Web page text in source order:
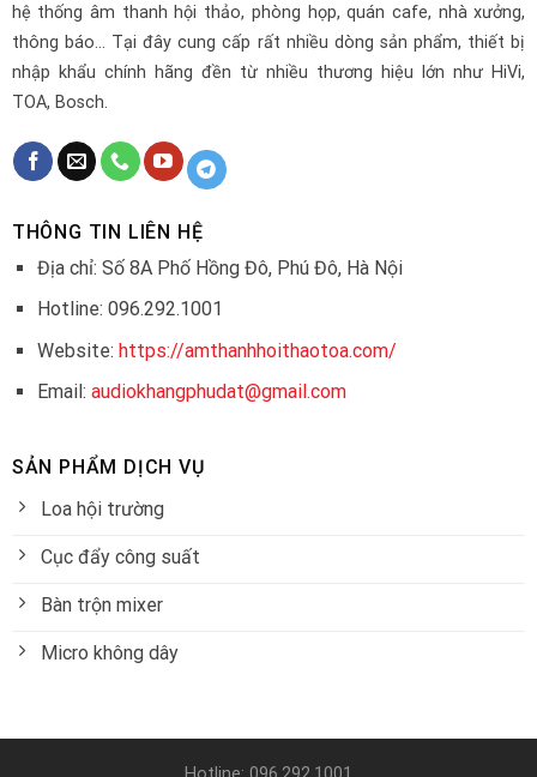
hệ thống âm thanh hội thảo, phòng họp, quán cafe, nhà xưởng,
thông báo... Tại đây cung cấp rất nhiều dòng sản phẩm, thiết bị
nhập khẩu chính hãng đền từ nhiều thương hiệu lớn như HiVi,
TOA, Bosch.
THÔNG TIN LIÊN HỆ
Địa chỉ: Số 8A Phố Hồng Đô, Phú Đô, Hà Nội
Hotline: 096.292.1001
Website: https://amthanhhoithaotoa.com/
Email: audiokhangphudat@gmail.com
SẢN PHẨM DỊCH VỤ
Loa hội trường
Cục đẩy công suất
Bàn trộn mixer
Micro không dây